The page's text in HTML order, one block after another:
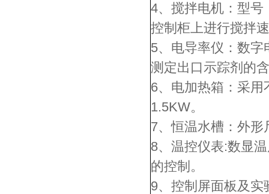
4、搅拌电机：型号
控制柜上进行搅拌
5、电导率仪：数字
测定出口示踪剂的
6、电加热箱：采
1.5KW。
7、恒温水槽：外
8、温控仪表:数显
的控制。
9、控制屏面板及